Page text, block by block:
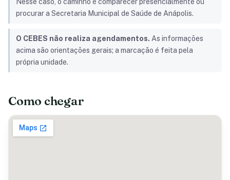
Nesse caso, o caminho é comparecer presencialmente ou
procurar a Secretaria Municipal de Saúde de Anápolis.
O CEBES não realiza agendamentos. As informações
acima são orientações gerais; a marcação é feita pela
própria unidade.
Como chegar